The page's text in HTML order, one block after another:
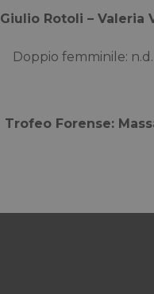
Giulio Rotoli – Valeria
Doppio femminile: n.d.
Trofeo Forense: